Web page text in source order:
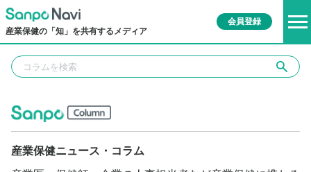
産業保健の「知」を共有するメディア
会員登録
産業保健ニュース・コラム